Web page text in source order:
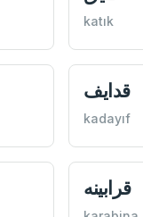
katık
قدايف
kadayıf
قرابينه